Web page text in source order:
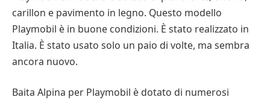
carillon e pavimento in legno. Questo modello
Playmobil è in buone condizioni. È stato realizzato in
Italia. È stato usato solo un paio di volte, ma sembra
ancora nuovo.
Baita Alpina per Playmobil è dotato di numerosi